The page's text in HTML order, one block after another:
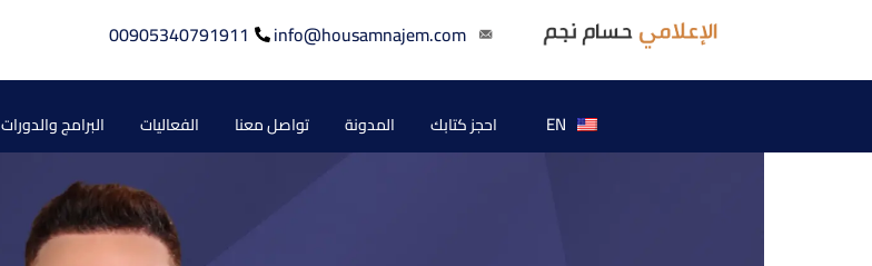
info@housamnajem.com
00905340791911
البرامج والدورات الفعاليات تواصل معنا المدونة احجز كتابك EN